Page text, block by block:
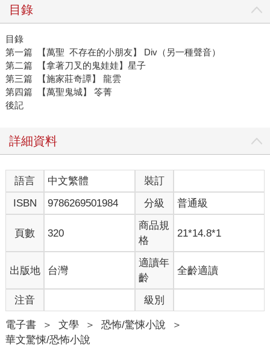
目錄
目錄
第一篇 【萬聖 不存在的小朋友】 Div（另一種聲音）
第二篇 【拿著刀叉的鬼娃娃】星子
第三篇 【施家莊奇譚】 龍雲
第四篇 【萬聖鬼城】 笭菁
後記
詳細資料
語言 中文繁體
裝訂
ISBN
9786269501984 分級 普通級
頁數 320
商品規
格
21*14.8*1
出版地 台灣
適讀年
齡
全齡適讀
注音 級別
電子書 ＞ 文學 ＞ 恐怖/驚悚小說
＞
華文驚悚/恐怖小說